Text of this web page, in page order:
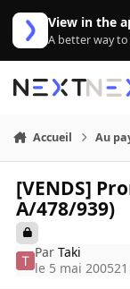
Aller au contenu
View in the
A better way
Accueil Au
[VENDS]
A/478/939)
ParTaki
le 5 mai 2005